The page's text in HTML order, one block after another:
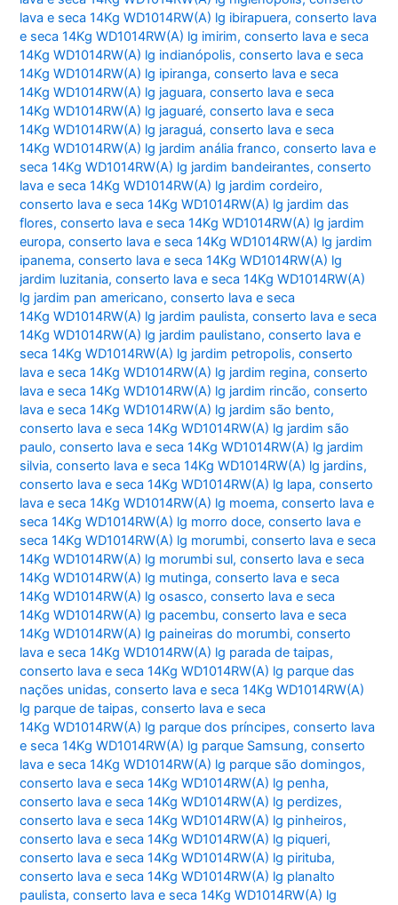
lava e seca 14Kg WD1014RW(A) lg ibirapuera,conserto lava
e seca 14Kg WD1014RW(A) lg imirim,conserto lava e seca
14Kg WD1014RW(A) lg indianópolis,conserto lava e seca
14Kg WD1014RW(A) lg ipiranga,conserto lava e seca
14Kg WD1014RW(A) lg jaguara,conserto lava e seca
14Kg WD1014RW(A) lg jaguaré,conserto lava e seca
14Kg WD1014RW(A) lg jaraguá,conserto lava e seca
14Kg WD1014RW(A) lg jardim anália franco,conserto lava e
seca 14Kg WD1014RW(A) lg jardim bandeirantes,conserto
lava e seca 14Kg WD1014RW(A) lg jardim cordeiro,
conserto lava e seca 14Kg WD1014RW(A) lg jardim das
flores,conserto lava e seca 14Kg WD1014RW(A) lg jardim
europa,conserto lava e seca 14Kg WD1014RW(A) lg jardim
ipanema,conserto lava e seca 14Kg WD1014RW(A) lg
jardim luzitania,conserto lava e seca 14Kg WD1014RW(A)
lg jardim pan americano,conserto lava e seca
14Kg WD1014RW(A) lg jardim paulista,conserto lava e seca
14Kg WD1014RW(A) lg jardim paulistano,conserto lava e
seca 14Kg WD1014RW(A) lg jardim petropolis,conserto
lava e seca 14Kg WD1014RW(A) lg jardim regina,conserto
lava e seca 14Kg WD1014RW(A) lg jardim rincão,conserto
lava e seca 14Kg WD1014RW(A) lg jardim são bento,
conserto lava e seca 14Kg WD1014RW(A) lg jardim são
paulo,conserto lava e seca 14Kg WD1014RW(A) lg jardim
silvia,conserto lava e seca 14Kg WD1014RW(A) lg jardins,
conserto lava e seca 14Kg WD1014RW(A) lg lapa,conserto
lava e seca 14Kg WD1014RW(A) lg moema,conserto lava e
seca 14Kg WD1014RW(A) lg morro doce,conserto lava e
seca 14Kg WD1014RW(A) lg morumbi,conserto lava e seca
14Kg WD1014RW(A) lg morumbi sul,conserto lava e seca
14Kg WD1014RW(A) lg mutinga,conserto lava e seca
14Kg WD1014RW(A) lg osasco,conserto lava e seca
14Kg WD1014RW(A) lg pacembu,conserto lava e seca
14Kg WD1014RW(A) lg paineiras do morumbi,conserto
lava e seca 14Kg WD1014RW(A) lg parada de taipas,
conserto lava e seca 14Kg WD1014RW(A) lg parque das
nações unidas,conserto lava e seca 14Kg WD1014RW(A)
lg parque de taipas,conserto lava e seca
14Kg WD1014RW(A) lg parque dos príncipes,conserto lava
e seca 14Kg WD1014RW(A) lg parque Samsung,conserto
lava e seca 14Kg WD1014RW(A) lg parque são domingos,
conserto lava e seca 14Kg WD1014RW(A) lg penha,
conserto lava e seca 14Kg WD1014RW(A) lg perdizes,
conserto lava e seca 14Kg WD1014RW(A) lg pinheiros,
conserto lava e seca 14Kg WD1014RW(A) lg piqueri,
conserto lava e seca 14Kg WD1014RW(A) lg pirituba,
conserto lava e seca 14Kg WD1014RW(A) lg planalto
paulista,conserto lava e seca 14Kg WD1014RW(A) lg